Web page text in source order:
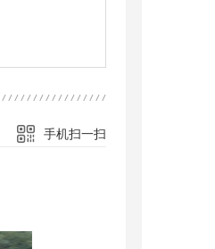
手机扫一扫